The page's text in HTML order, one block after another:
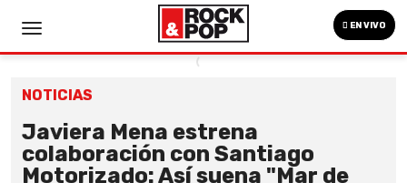
EN VIVO
NOTICIAS
Javiera Mena estrena
colaboración con Santiago
Motorizado: Así suena "Mar de